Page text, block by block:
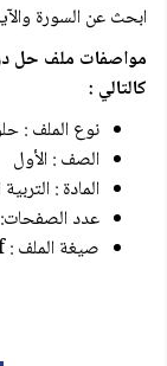
ابحث عن السورة
مواصفات ملف حل
كالتالي :
نوع الملف :
الصف : الأول
المادة :
عدد الصفحات: 4
صيغة الملف : pdf بي دي اف